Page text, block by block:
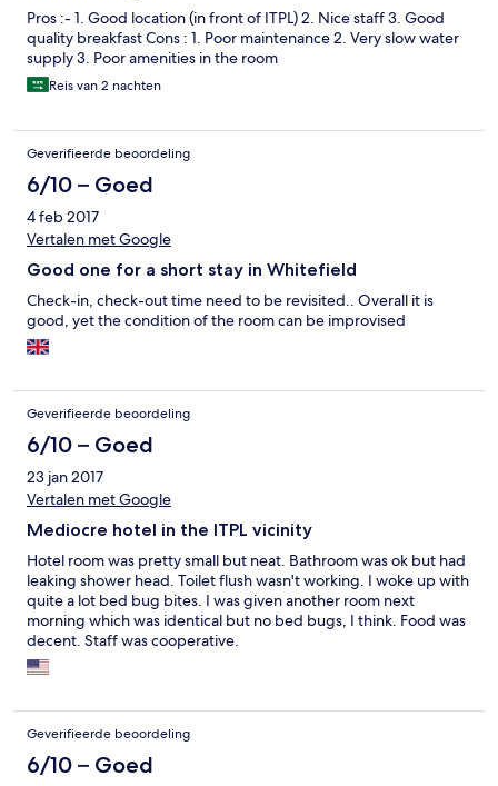
Pros :- 1. Good location (in front of ITPL) 2. Nice staff 3. Good
quality breakfast Cons : 1. Poor maintenance 2. Very slow water
supply 3. Poor amenities in the room
Reis van 2 nachten
Geverifieerde beoordeling
6/10 – Goed
4 feb 2017
Vertalen met Google
Good one for a short stay in Whitefield
Check-in, check-out time need to be revisited.. Overall it is
good, yet the condition of the room can be improvised
Geverifieerde beoordeling
6/10 – Goed
23 jan 2017
Vertalen met Google
Mediocre hotel in the ITPL vicinity
Hotel room was pretty small but neat. Bathroom was ok but had
leaking shower head. Toilet flush wasn't working. I woke up with
quite a lot bed bug bites. I was given another room next
morning which was identical but no bed bugs, I think. Food was
decent. Staff was cooperative.
Geverifieerde beoordeling
6/10 – Goed